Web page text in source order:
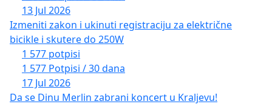
13 Jul 2026
Izmeniti zakon i ukinuti registraciju za električne
bicikle i skutere do 250W
1 577 potpisi
1 577 Potpisi / 30 dana
17 Jul 2026
Da se Dinu Merlin zabrani koncert u Kraljevu!